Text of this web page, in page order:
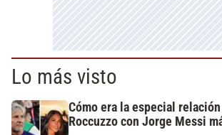
Lo más visto
Cómo era la especial
Roccuzzo con Jorge Messi